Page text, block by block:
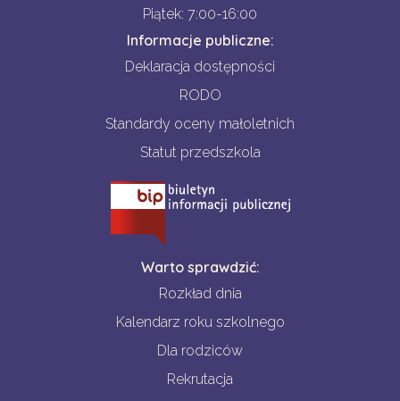
Piątek: 7:00-16:00
Informacje publiczne:
Deklaracja dostępności
RODO
Standardy oceny małoletnich
Statut przedszkola
Warto sprawdzić:
Rozkład dnia
Kalendarz roku szkolnego
Dla rodziców
Rekrutacja